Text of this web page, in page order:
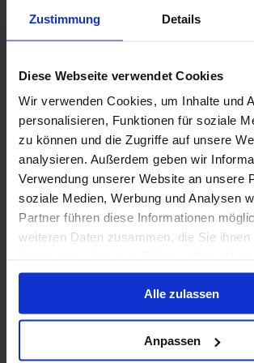
Zustimmung Details
Diese Webseite verwendet Cookies
Wir verwenden Cookies, um Inhalte und
personalisieren, Funktionen für soziale
zu können und die Zugriffe auf unsere
analysieren. Außerdem geben wir
Verwendung unserer Website an unsere
soziale Medien, Werbung und Analysen
Partner führen diese Informationen
weiteren Daten zusammen, die Sie ihnen
gesammelt haben.
Alle zulassen
Anpassen
Canarische Eilanden vanaf
Van / Naar Southampton
Queen Elizabeth
4 feb. 2027 12Nachten
Binnenhut van Buitenhut van
Canarische Eilanden vanaf
(Londen), Engeland met de Queen